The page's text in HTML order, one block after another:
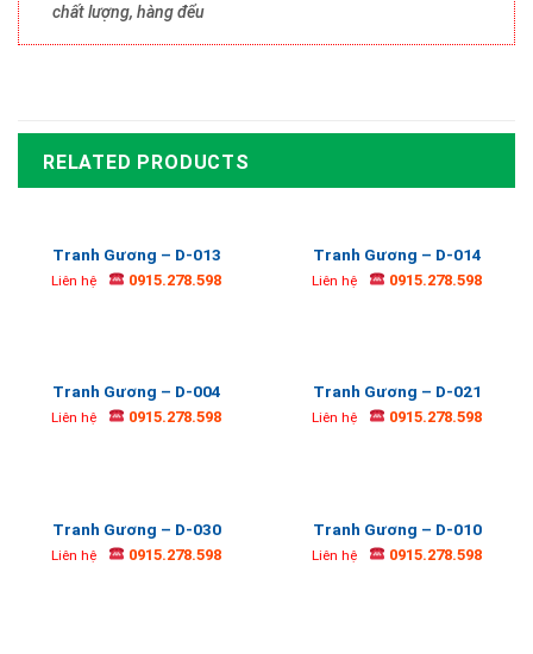
chất lượng, hàng đểu
RELATED PRODUCTS
Tranh Gương – D-013
Liên hệ 0915.278.598
Tranh Gương – D-014
Liên hệ 0915.278.598
Tranh Gương – D-004
Liên hệ 0915.278.598
Tranh Gương – D-021
Liên hệ 0915.278.598
Tranh Gương – D-030
Liên hệ 0915.278.598
Tranh Gương – D-010
Liên hệ 0915.278.598